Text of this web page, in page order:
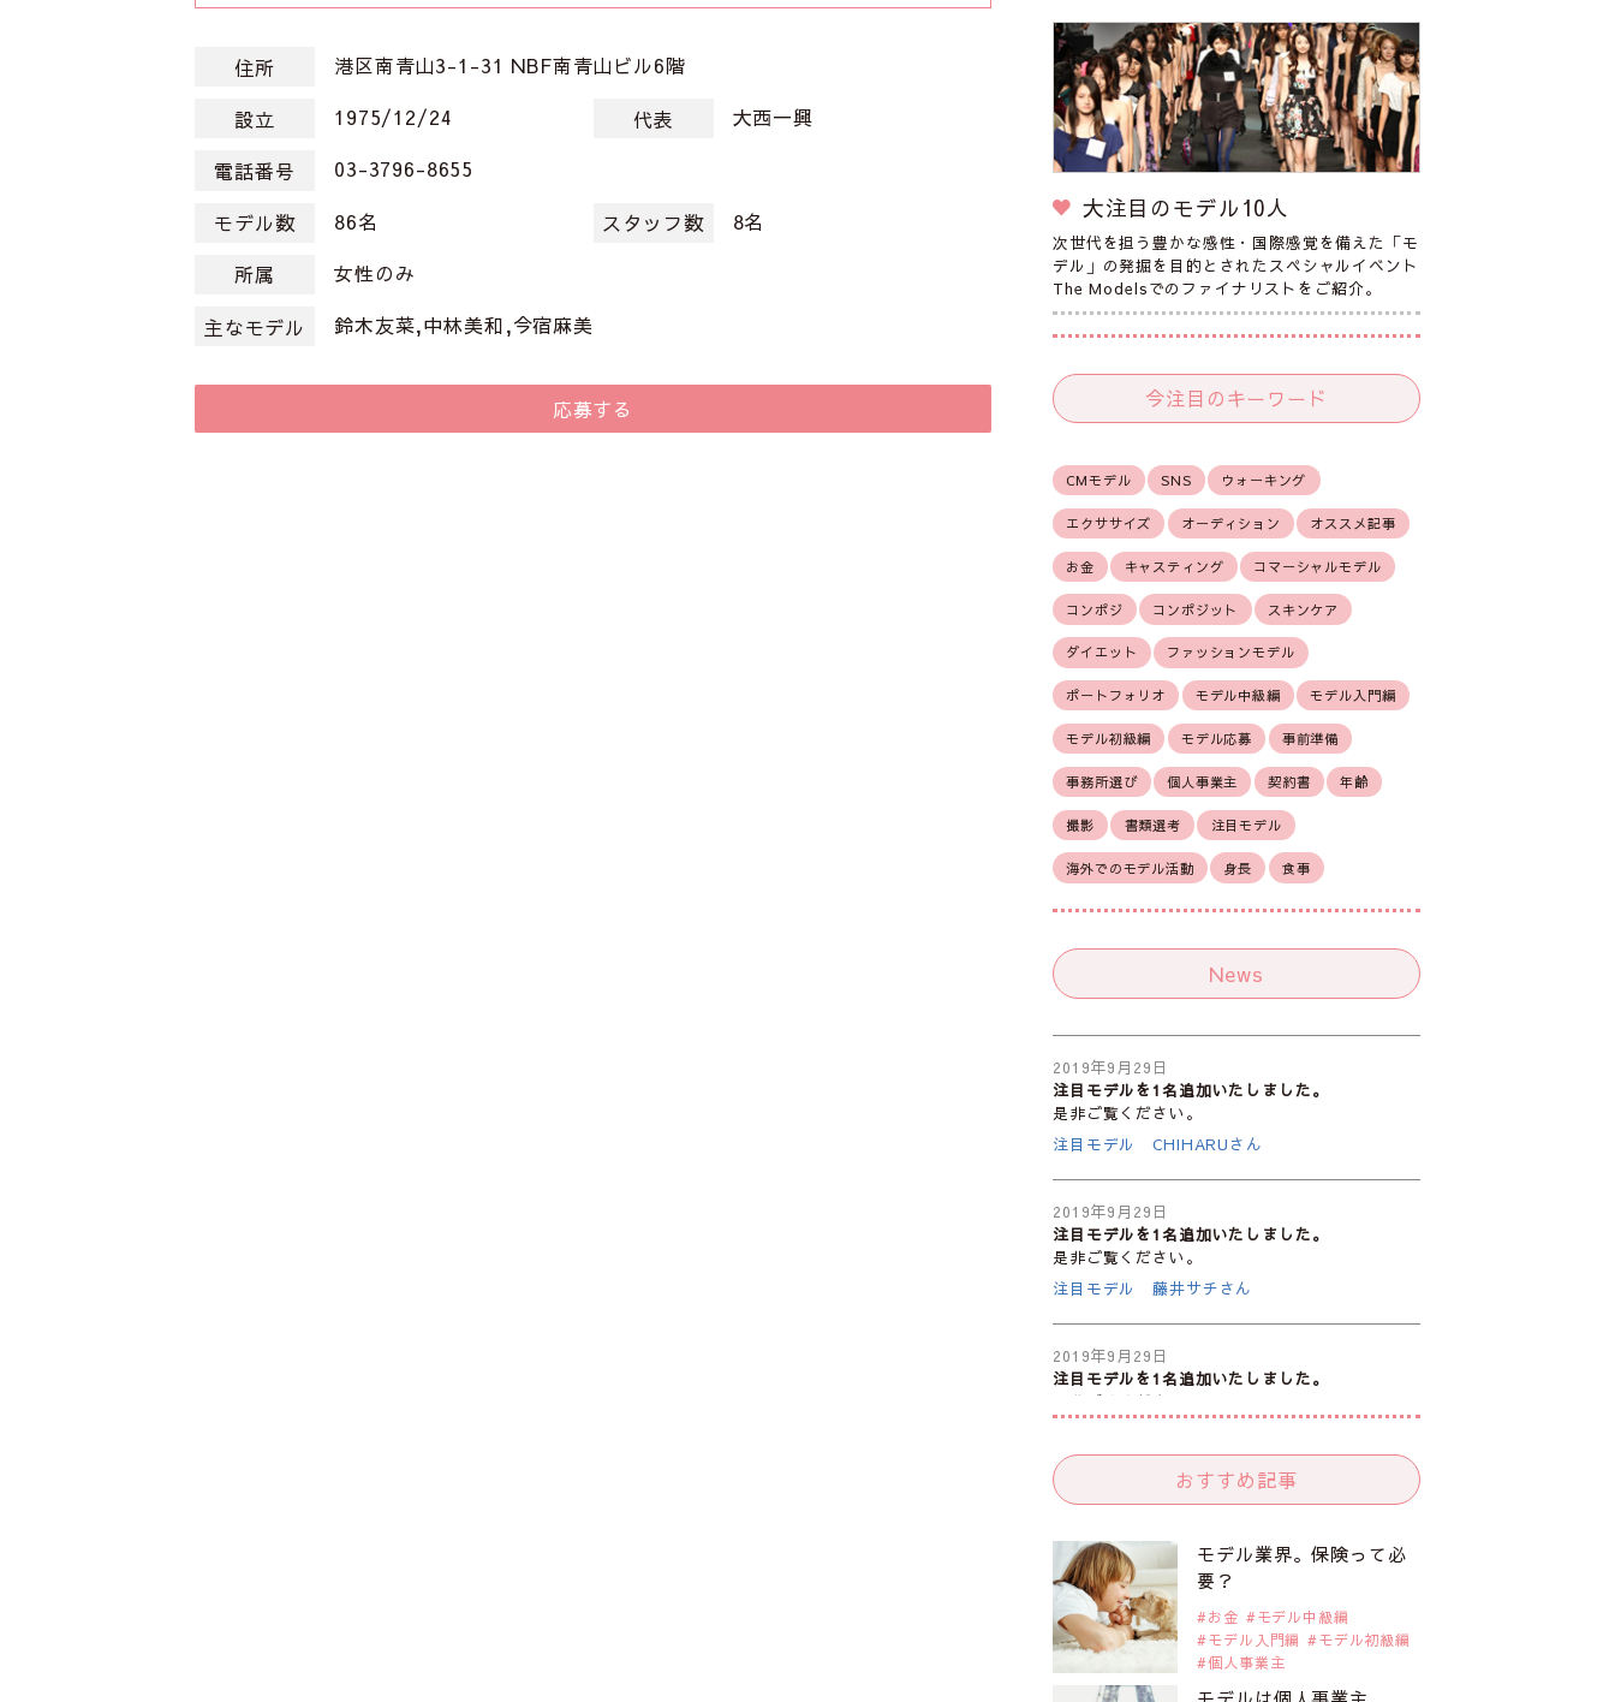
住所 港区南青山3-1-31 NBF南青山ビル6階
設立 1975/12/24 代表 大西一興
電話番号 03-3796-8655
モデル数 86名 スタッフ数 8名
所属 女性のみ
主なモデル 鈴木友菜,中林美和,今宿麻美
応募する
大注目のモデル10人
次世代を担う豊かな感性・国際感覚を備えた「モ
デル」の発掘を目的とされたスペシャルイベント
The Modelsでのファイナリストをご紹介。
今注目のキーワード
CMモデル SNS ウォーキング
エクササイズ オーディション オススメ記事
お金 キャスティング コマーシャルモデル
コンポジ コンポジット スキンケア
ダイエット ファッションモデル
ポートフォリオ モデル中級編 モデル入門編
モデル初級編 モデル応募 事前準備
事務所選び 個人事業主 契約書 年齢
撮影 書類選考 注目モデル
海外でのモデル活動 身長 食事
News
2019年9月29日
注目モデルを1名追加いたしました。
是非ご覧ください。
注目モデル CHIHARUさん
2019年9月29日
注目モデルを1名追加いたしました。
是非ご覧ください。
注目モデル 藤井サチさん
2019年9月29日
注目モデルを1名追加いたしました。
是非ご覧ください。
2019年9月29日
是非ご覧ください。
注目のアジア系モデル
2019年9月29日
注目モデルを1名追加いたしました。
是非ご覧ください。
おすすめ記事
モデル業界。保険って必
要？
お金
モデル中級編
モデル入門編
モデル初級編
個人事業主